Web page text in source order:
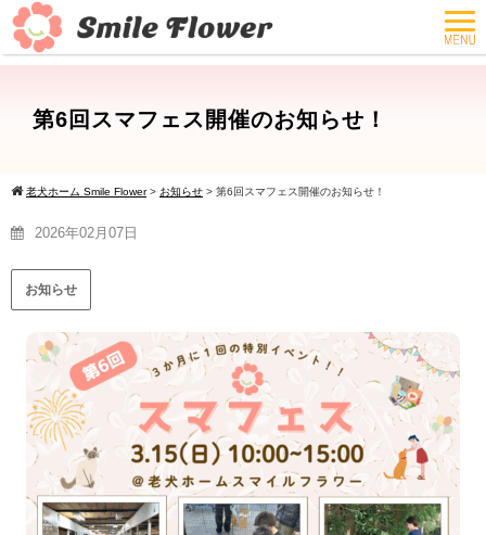
第6回スマフェス開催のお知らせ！
老犬ホーム Smile Flower> お知らせ > 第6回スマフェス開催のお知らせ！
2026年02月07日
お知らせ